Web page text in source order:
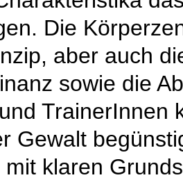
Die
aber auch
sowie die
TrainerInnen
Gewalt
klaren